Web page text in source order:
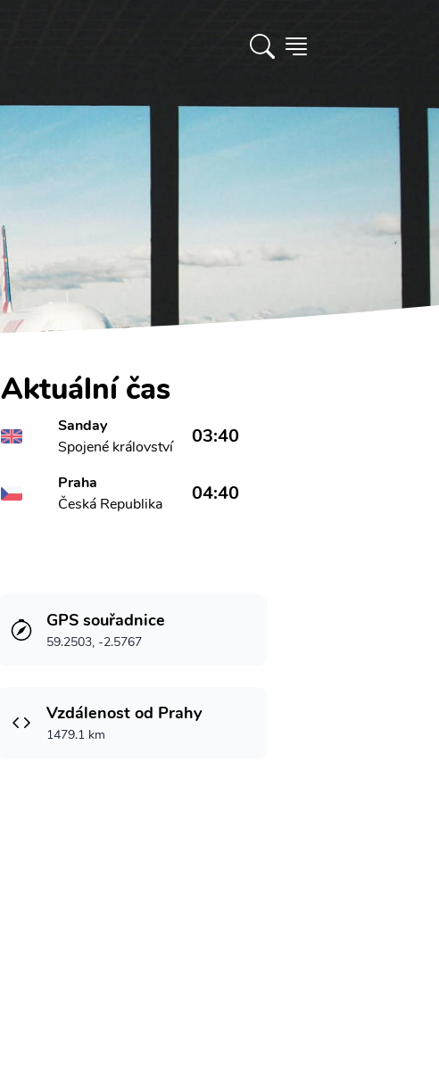
Aktuální čas
Sanday
Spojené království
03:40
Praha
Česká Republika
04:40
GPS souřadnice
59.2503, -2.5767
Vzdálenost od Prahy
1479.1 km